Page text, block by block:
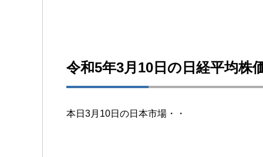
令和5年3月10日の日経平均株
本日3月10日の日本市場・・